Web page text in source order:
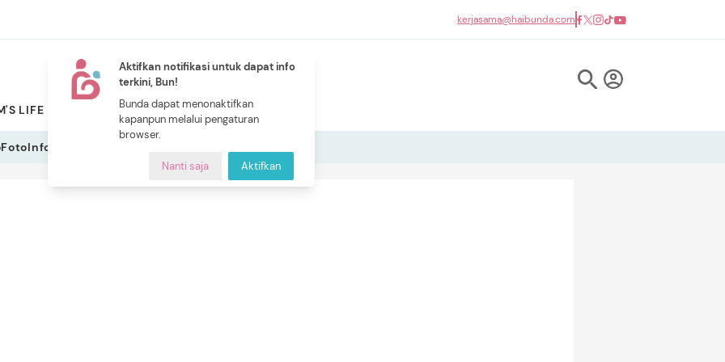
Aktifkan notifikasi untuk dapat info
terkini, Bun!
Bunda dapat menonaktifkan
kapanpun melalui pengaturan
browser.
Nanti saja Aktifkan
kerjasama@haibunda.com
LIFE PILIHAN BUNDA
NEW
CERITA BUNDA
FotoInfografis